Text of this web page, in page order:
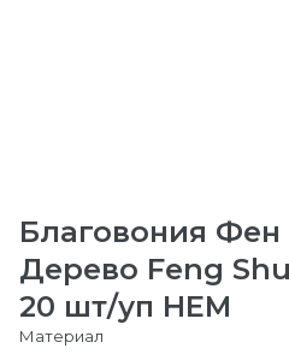
Благовония
Дерево Feng
20 шт/уп HEM
Материал